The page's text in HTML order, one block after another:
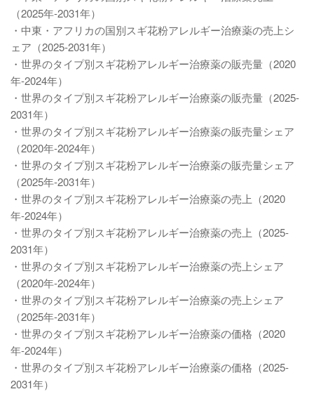
（2025年-2031年）
・中東・アフリカの国別スギ花粉アレルギー治療薬の売上シ
ェア（2025-2031年）
・世界のタイプ別スギ花粉アレルギー治療薬の販売量（2020
年-2024年）
・世界のタイプ別スギ花粉アレルギー治療薬の販売量（2025-
2031年）
・世界のタイプ別スギ花粉アレルギー治療薬の販売量シェア
（2020年-2024年）
・世界のタイプ別スギ花粉アレルギー治療薬の販売量シェア
（2025年-2031年）
・世界のタイプ別スギ花粉アレルギー治療薬の売上（2020
年-2024年）
・世界のタイプ別スギ花粉アレルギー治療薬の売上（2025-
2031年）
・世界のタイプ別スギ花粉アレルギー治療薬の売上シェア
（2020年-2024年）
・世界のタイプ別スギ花粉アレルギー治療薬の売上シェア
（2025年-2031年）
・世界のタイプ別スギ花粉アレルギー治療薬の価格（2020
年-2024年）
・世界のタイプ別スギ花粉アレルギー治療薬の価格（2025-
2031年）